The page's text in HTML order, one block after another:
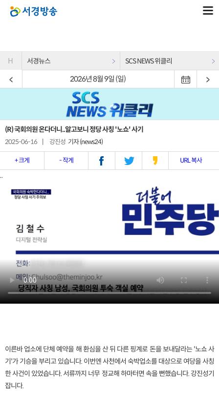
H 서경뉴스 SCS NEWS 위클리
2026년 8월 9일 (일)
(R) 국회의원 온다더니..알고보니 정당 사칭 '노쇼' 사기
2025-06-16 강진성 기자 (news24)
+ 크게 - 작게 URL 복사
..
이른바 업소에 단체 예약을 해 환심을 산 뒤 다른 핑계로 돈을 보내달라는 '노쇼 사
기'가 기승을 부리고 있습니다. 이번엔 사천에서 숙박업소를 대상으로 여당을 사칭
한 사건이 있었습니다. 서류까지 너무 정교해 하마터면 속을 뻔했습니다. 강진성기
잡니다.